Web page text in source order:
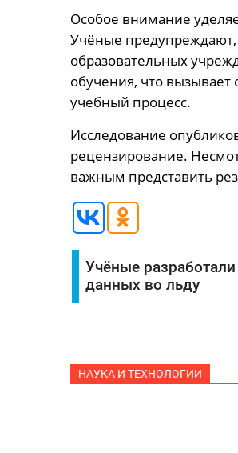
Особое внимание
Учёные
образовательных
обучения, что
учебный процесс.
Исследование
рецензирование.
важным представить
Учёные
данных во льду
НАУКА И ТЕХНОЛОГИИ